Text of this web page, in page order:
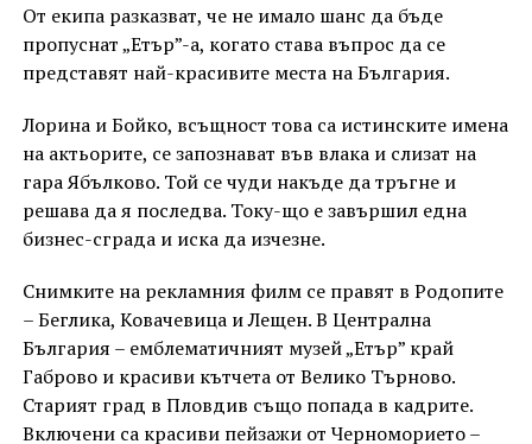
От екипа разказват, че не имало шанс да бъде
пропуснат „Етър”-а, когато става въпрос да се
представят най-красивите места на България.
Лорина и Бойко, всъщност това са истинските имена
на актьорите, се запознават във влака и слизат на
гара Ябълково. Той се чуди накъде да тръгне и
решава да я последва. Току-що е завършил една
бизнес-сграда и иска да изчезне.
Снимките на рекламния филм се правят в Родопите
– Беглика, Ковачевица и Лещен. В Централна
България – емблематичният музей „Етър” край
Габрово и красиви кътчета от Велико Търново.
Старият град в Пловдив също попада в кадрите.
Включени са красиви пейзажи от Черноморието –